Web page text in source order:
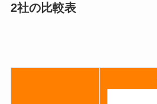
2社の比較表